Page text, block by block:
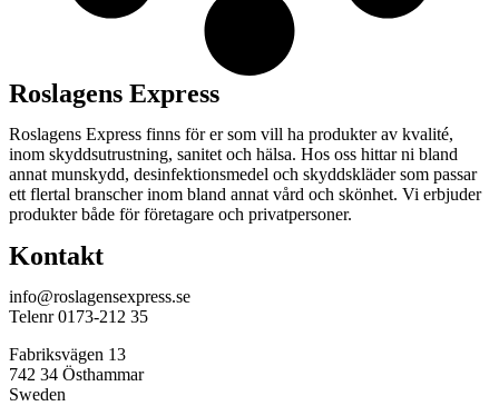
Roslagens Express
Roslagens Express finns för er som vill ha produkter av kvalité,
inom skyddsutrustning, sanitet och hälsa. Hos oss hittar ni bland
annat munskydd, desinfektionsmedel och skyddskläder som passar
ett flertal branscher inom bland annat vård och skönhet. Vi erbjuder
produkter både för företagare och privatpersoner.
Kontakt
info@roslagensexpress.se
Telenr 0173-212 35
Fabriksvägen 13
742 34 Östhammar
Sweden